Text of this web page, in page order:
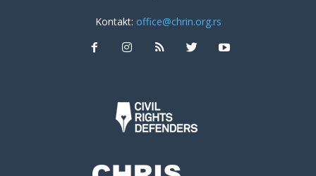
Kontakt: office@chrin.org.rs